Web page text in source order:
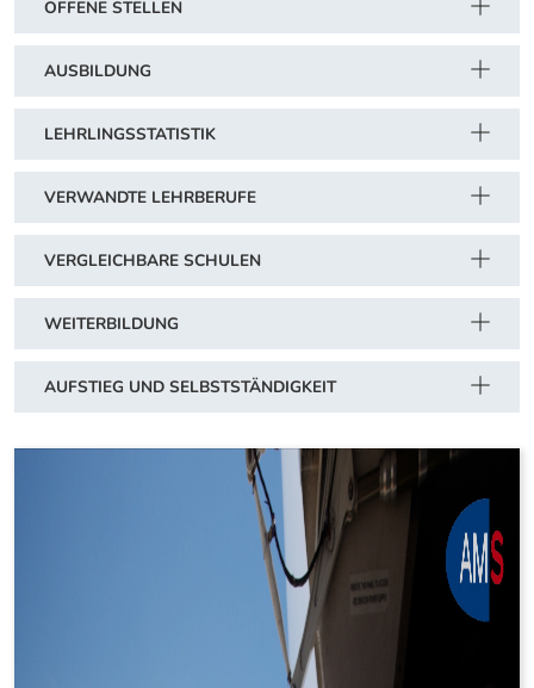
OFFENE STELLEN
AUSBILDUNG
LEHRLINGSSTATISTIK
VERWANDTE LEHRBERUFE
VERGLEICHBARE SCHULEN
WEITERBILDUNG
AUFSTIEG UND SELBSTSTÄNDIGKEIT